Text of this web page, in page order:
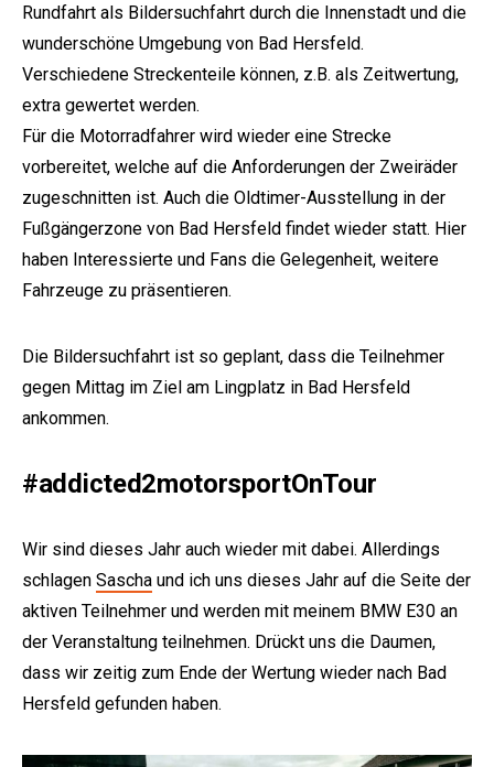
Rundfahrt als Bildersuchfahrt durch die Innenstadt und die
wunderschöne Umgebung von Bad Hersfeld.
Verschiedene Streckenteile können, z.B. als Zeitwertung,
extra gewertet werden.
Für die Motorradfahrer wird wieder eine Strecke
vorbereitet, welche auf die Anforderungen der Zweiräder
zugeschnitten ist. Auch die Oldtimer-Ausstellung in der
Fußgängerzone von Bad Hersfeld findet wieder statt. Hier
haben Interessierte und Fans die Gelegenheit, weitere
Fahrzeuge zu präsentieren.
Die Bildersuchfahrt ist so geplant, dass die Teilnehmer
gegen Mittag im Ziel am Lingplatz in Bad Hersfeld
ankommen.
#addicted2motorsportOnTour
Wir sind dieses Jahr auch wieder mit dabei. Allerdings
schlagen Sascha und ich uns dieses Jahr auf die Seite der
aktiven Teilnehmer und werden mit meinem BMW E30 an
der Veranstaltung teilnehmen. Drückt uns die Daumen,
dass wir zeitig zum Ende der Wertung wieder nach Bad
Hersfeld gefunden haben.